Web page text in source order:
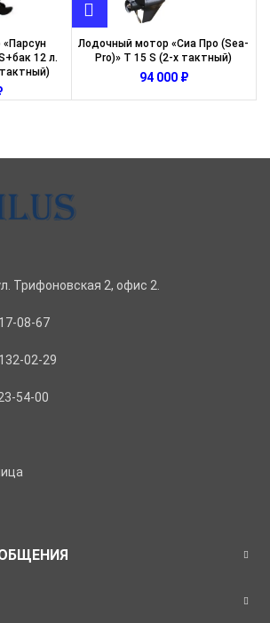
12 л.
Лодочный мотор «Сиа Про (Sea-
Pro)» T 15 S (2-х тактный)
₽
Трифоновская 2, офис 2.
08-67
02-29
54-00